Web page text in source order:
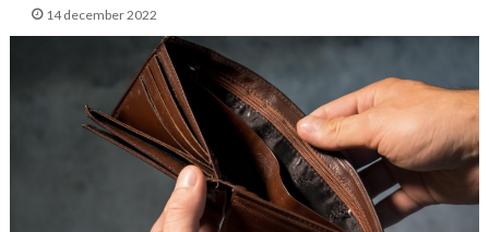
14 december 2022